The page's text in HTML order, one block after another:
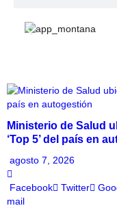
Ministerio de Salud
‘Top 5’ del país en
agosto 7, 2026
Facebook Twitter
mail